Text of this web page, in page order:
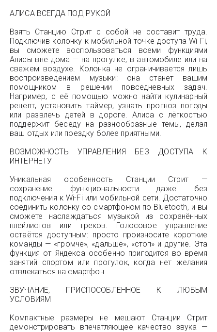
АЛИСА ВСЕГДА ПОД РУКОЙ
Взять Станцию Стрит с собой не составит труда.
Подключив колонку к мобильной точке доступа Wi-Fi,
вы сможете воспользоваться всеми функциями
Алисы вне дома — на прогулке, в автомобиле или на
свежем воздухе. Колонка не ограничивается лишь
воспроизведением музыки: она станет вашим
помощником в решении повседневных задач.
Например, с её помощью можно найти кулинарный
рецепт, установить таймер, узнать прогноз погоды
или развлечь детей в дороге. Алиса с лёгкостью
поддержит беседу на разнообразные темы, делая
ваш отдых или поездку более приятными.
ВОЗМОЖНОСТЬ УПРАВЛЕНИЯ БЕЗ ДОСТУПА К
ИНТЕРНЕТУ
Уникальная особенность Станции Стрит —
сохранение функциональности даже без
подключения к Wi-Fi или мобильной сети. Достаточно
соединить колонку со смартфоном по Bluetooth, и вы
сможете наслаждаться музыкой из сохранённых
плейлистов или треков. Голосовое управление
остаётся доступным: просто произносите короткие
команды — «громче», «дальше», «стоп» и другие. Эта
функция от Яндекса особенно пригодится во время
занятий спортом или прогулок, когда нет желания
отвлекаться на смартфон.
ЗВУЧАНИЕ, ПРИСПОСОБЛЕННОЕ К ЛЮБЫМ
УСЛОВИЯМ
Компактные размеры не мешают Станции Стрит
демонстрировать впечатляющее качество звука —